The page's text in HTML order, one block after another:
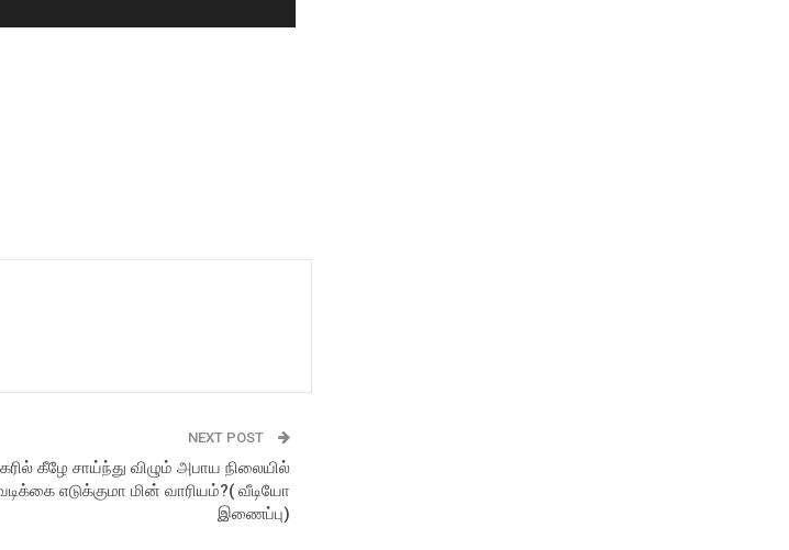
NEXT POST
கீழே சாய்ந்து விழும் அபாய நிலையில்
எடுக்குமா மின் வாரியம்?( வீடியோ
இணைப்பு)